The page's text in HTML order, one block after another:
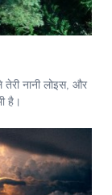
नानी लोइस, और
है।